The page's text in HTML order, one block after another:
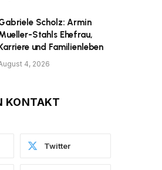
Scholz: Armin
Stahls Ehefrau,
und Familienleben
4, 2026
KONTAKT
Twitter